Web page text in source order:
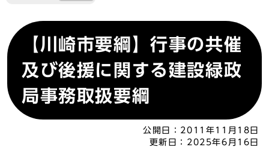
【川崎市要綱】行事の共催
及び後援に関する建設緑政
局事務取扱要綱
公開日： 2011年11月18日
更新日： 2025年6月16日